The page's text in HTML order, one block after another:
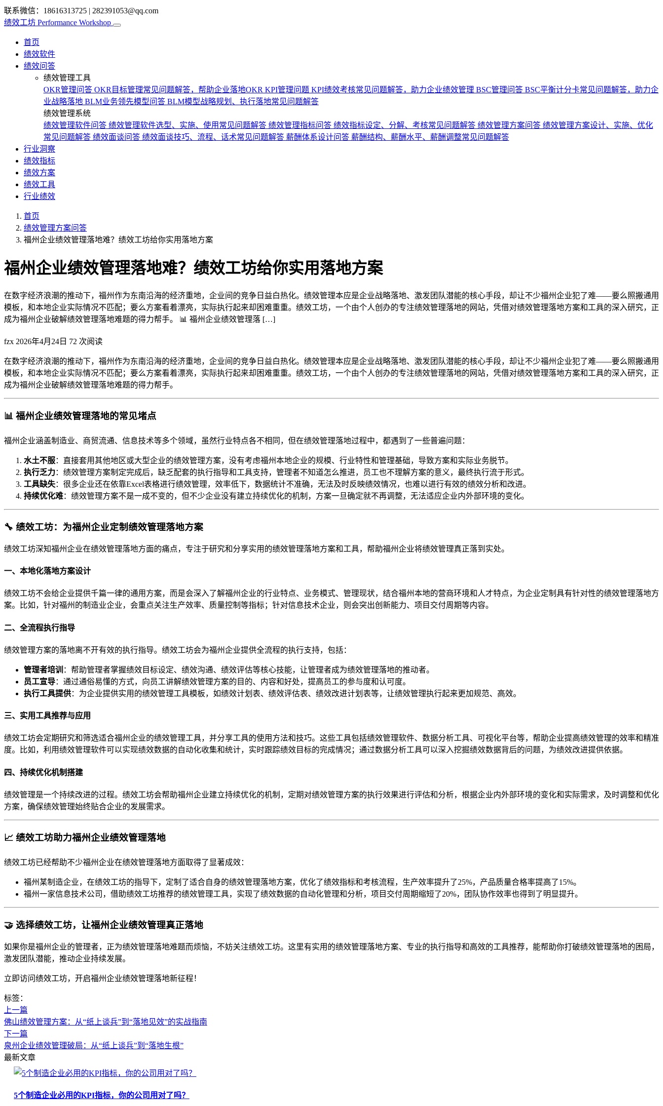
联系微信：18616313725 | 282391053@qq.com
绩效工坊 Performance Workshop
首页
绩效软件
绩效问答
绩效管理工具
OKR管理问答 OKR目标管理常见问题解答，帮助企业落地OKR KPI管理问题 KPI绩效考核常见问题解答，助力企业绩效管理 BSC管理问答 BSC平衡计分卡常见问题解答，助力企
业战略落地 BLM业务领先模型问答 BLM模型战略规划、执行落地常见问题解答
绩效管理系统
绩效管理软件问答 绩效管理软件选型、实施、使用常见问题解答 绩效管理指标问答 绩效指标设定、分解、考核常见问题解答 绩效管理方案问答 绩效管理方案设计、实施、优化
常见问题解答 绩效面谈问答 绩效面谈技巧、流程、话术常见问题解答 薪酬体系设计问答 薪酬结构、薪酬水平、薪酬调整常见问题解答
行业洞察
绩效指标
绩效方案
绩效工具
行业绩效
首页
绩效管理方案问答
福州企业绩效管理落地难？绩效工坊给你实用落地方案
福州企业绩效管理落地难？绩效工坊给你实用落地方案
在数字经济浪潮的推动下，福州作为东南沿海的经济重地，企业间的竞争日益白热化。绩效管理本应是企业战略落地、激发团队潜能的核心手段，却让不少福州企业犯了难——要么照搬通用
模板，和本地企业实际情况不匹配；要么方案看着漂亮，实际执行起来却困难重重。绩效工坊，一个由个人创办的专注绩效管理落地的网站，凭借对绩效管理落地方案和工具的深入研究，正
成为福州企业破解绩效管理落地难题的得力帮手。 📊 福州企业绩效管理落 […]
fzx 2026年4月24日 72 次阅读
在数字经济浪潮的推动下，福州作为东南沿海的经济重地，企业间的竞争日益白热化。绩效管理本应是企业战略落地、激发团队潜能的核心手段，却让不少福州企业犯了难——要么照搬通用
模板，和本地企业实际情况不匹配；要么方案看着漂亮，实际执行起来却困难重重。绩效工坊，一个由个人创办的专注绩效管理落地的网站，凭借对绩效管理落地方案和工具的深入研究，正
成为福州企业破解绩效管理落地难题的得力帮手。
📊 福州企业绩效管理落地的常见堵点
福州企业涵盖制造业、商贸流通、信息技术等多个领域，虽然行业特点各不相同，但在绩效管理落地过程中，都遇到了一些普遍问题：
水土不服：直接套用其他地区或大型企业的绩效管理方案，没有考虑福州本地企业的规模、行业特性和管理基础，导致方案和实际业务脱节。
执行乏力：绩效管理方案制定完成后，缺乏配套的执行指导和工具支持，管理者不知道怎么推进，员工也不理解方案的意义，最终执行流于形式。
工具缺失：很多企业还在依靠Excel表格进行绩效管理，效率低下，数据统计不准确，无法及时反映绩效情况，也难以进行有效的绩效分析和改进。
持续优化难：绩效管理方案不是一成不变的，但不少企业没有建立持续优化的机制，方案一旦确定就不再调整，无法适应企业内外部环境的变化。
🔧 绩效工坊：为福州企业定制绩效管理落地方案
绩效工坊深知福州企业在绩效管理落地方面的痛点，专注于研究和分享实用的绩效管理落地方案和工具，帮助福州企业将绩效管理真正落到实处。
一、本地化落地方案设计
绩效工坊不会给企业提供千篇一律的通用方案，而是会深入了解福州企业的行业特点、业务模式、管理现状，结合福州本地的营商环境和人才特点，为企业定制具有针对性的绩效管理落地方
案。比如，针对福州的制造业企业，会重点关注生产效率、质量控制等指标；针对信息技术企业，则会突出创新能力、项目交付周期等内容。
二、全流程执行指导
绩效管理方案的落地离不开有效的执行指导。绩效工坊会为福州企业提供全流程的执行支持，包括：
管理者培训 ：帮助管理者掌握绩效目标设定、绩效沟通、绩效评估等核心技能，让管理者成为绩效管理落地的推动者。
员工宣导：通过通俗易懂的方式，向员工讲解绩效管理方案的目的、内容和好处，提高员工的参与度和认可度。
执行工具提供：为企业提供实用的绩效管理工具模板，如绩效计划表、绩效评估表、绩效改进计划表等，让绩效管理执行起来更加规范、高效。
三、实用工具推荐与应用
绩效工坊会定期研究和筛选适合福州企业的绩效管理工具，并分享工具的使用方法和技巧。这些工具包括绩效管理软件、数据分析工具、可视化平台等，帮助企业提高绩效管理的效率和精准
度。比如，利用绩效管理软件可以实现绩效数据的自动化收集和统计，实时跟踪绩效目标的完成情况；通过数据分析工具可以深入挖掘绩效数据背后的问题，为绩效改进提供依据。
四、持续优化机制搭建
绩效管理是一个持续改进的过程。绩效工坊会帮助福州企业建立持续优化的机制，定期对绩效管理方案的执行效果进行评估和分析，根据企业内外部环境的变化和实际需求，及时调整和优化
方案，确保绩效管理始终贴合企业的发展需求。
📈 绩效工坊助力福州企业绩效管理落地
绩效工坊已经帮助不少福州企业在绩效管理落地方面取得了显著成效：
福州某制造企业，在绩效工坊的指导下，定制了适合自身的绩效管理落地方案，优化了绩效指标和考核流程，生产效率提升了25%，产品质量合格率提高了15%。
福州一家信息技术公司，借助绩效工坊推荐的绩效管理工具，实现了绩效数据的自动化管理和分析，项目交付周期缩短了20%，团队协作效率也得到了明显提升。
🤝 选择绩效工坊，让福州企业绩效管理真正落地
如果你是福州企业的管理者，正为绩效管理落地难题而烦恼，不妨关注绩效工坊。这里有实用的绩效管理落地方案、专业的执行指导和高效的工具推荐，能帮助你打破绩效管理落地的困局，
激发团队潜能，推动企业持续发展。
立即访问绩效工坊，开启福州企业绩效管理落地新征程！
标签：
上一篇
佛山绩效管理方案：从“纸上谈兵”到“落地见效”的实战指南
下一篇
泉州企业绩效管理破局：从“纸上谈兵”到“落地生根”
最新文章
5个制造企业必用的KPI指标，你的公司用对了吗？